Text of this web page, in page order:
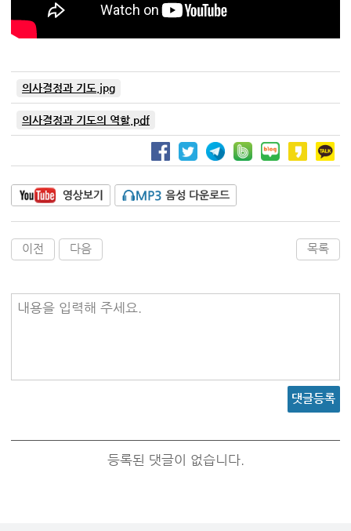
의사결정과 기도.jpg
의사결정과 기도의 역할.pdf
이전 다음 목록
내용을 입력해 주세요.
댓글등록
등록된 댓글이 없습니다.